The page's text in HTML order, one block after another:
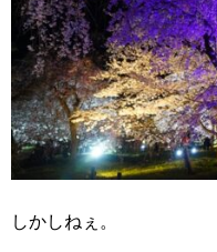
しかしねぇ。